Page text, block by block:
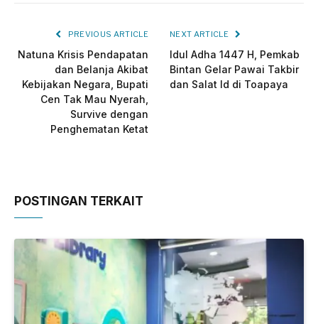
PREVIOUS ARTICLE
Natuna Krisis Pendapatan
dan Belanja Akibat
Kebijakan Negara, Bupati
Cen Tak Mau Nyerah,
Survive dengan
Penghematan Ketat
NEXT ARTICLE
Idul Adha 1447 H, Pemkab
Bintan Gelar Pawai Takbir
dan Salat Id di Toapaya
POSTINGAN TERKAIT